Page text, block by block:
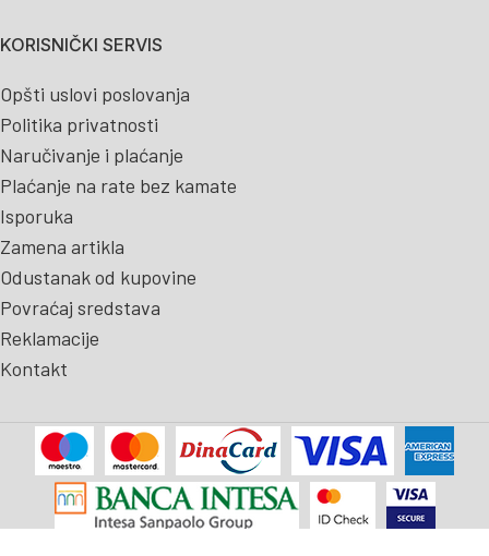
KORISNIČKI SERVIS
Opšti uslovi poslovanja
Politika privatnosti
Naručivanje i plaćanje
Plaćanje na rate bez kamate
Isporuka
Zamena artikla
Odustanak od kupovine
Povraćaj sredstava
Reklamacije
Kontakt